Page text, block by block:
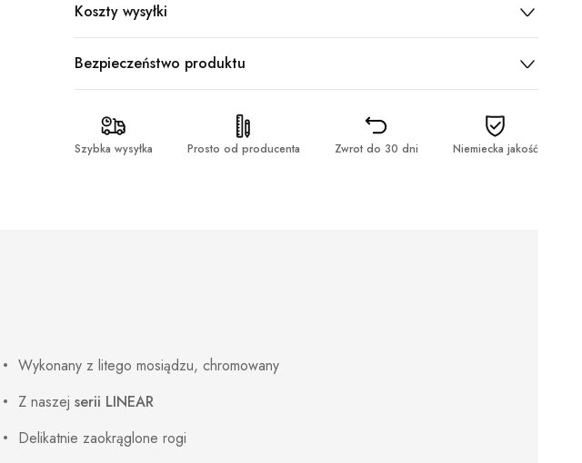
Koszty wysyłki
Bezpieczeństwo produktu
Szybka wysyłka Prosto od producenta Zwrot do 30 dni Niemiecka jakość
Wykonany z litego mosiądzu, chromowany
Z naszej serii LINEAR
Delikatnie zaokrąglone rogi